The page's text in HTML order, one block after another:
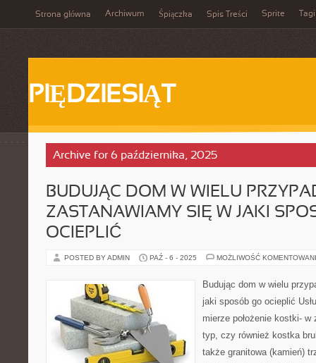
Strona główna Archiwum Śpiączka Spis Treści Sprite Tagi
PIĘDZIESIĄT
Archive for 6 października, 2025
BUDUJĄC DOM W WIELU
ZASTANAWIAMY SIĘ W JAKI
OCIEPLIĆ
POSTED BY ADMIN PAŹ - 6 - 2025 MOŻLIWOŚĆ
Budując dom w wielu
jaki sposób go ocieplić
mierze położenie kostki-
typ, czy również kostka
także granitowa (kamień)